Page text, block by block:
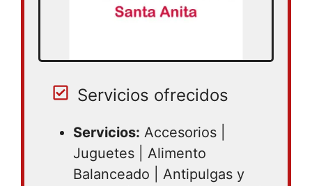
Servicios ofrecidos
Servicios: Accesorios |
Juguetes | Alimento
Balanceado | Antipulgas y